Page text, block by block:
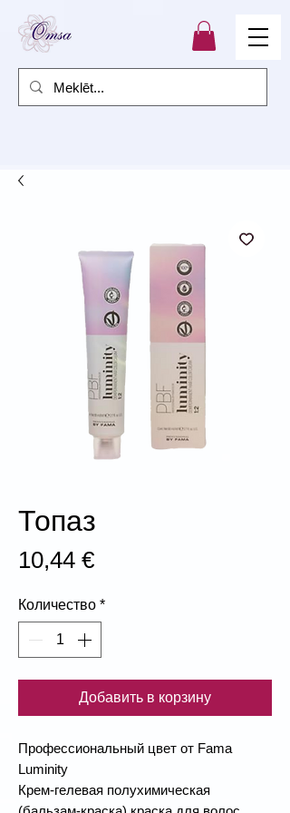
Топаз
10,44 €Цена
Количество *
Добавить в корзину
Профессиональный цвет от Fama
Luminity
Крем-гелевая полухимическая